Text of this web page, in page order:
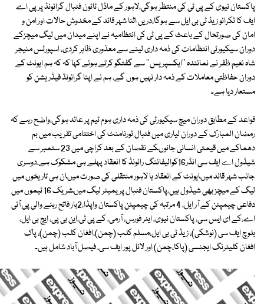
پاکستان نیوی کے پی ٹی کی منتظر ہوگی،لاہور کے ماڈل ٹائون فٹبال گرائونڈ پر پی اے
ایف کا ٹکرائو زیڈ ٹی بی ایل سے ہوگا،دریں اثنا شہر قائد کے مخدوش حالات اور امن و
امان کی صورتحال کے باعث کے پی ٹی کی انتظامیہ نے اپنے میدان میں لیگ میچزکے
دوران سیکیورٹی انتظامات کی ذمہ داری لینے سے معذوری ظاہر کردی، اسپورٹس منیجر
شاہ نعیم ظفر نے نمائندہ ''ایکسپریس'' سے گفتگو کرتے ہوئے کہا کہ کہ ہم ایونٹ کے
دوران حفاظتی معاملات کے ذمہ دار نہیں ہوں گے، ہم نے اپنا گرائونڈ فیڈریشن کو
مستعار دیا ہے۔
قواعد کے مطابق دوران میچ سیکیورٹی کی ذمہ داری ہوم ٹیم پر عائد ہوگی،واضح رہے کہ
رمضان المبارک کے دوران لیاری میں فٹبال ٹورنامنٹ کی اختتامی تقریب میں بم
دھماکے میں قیمتی انسانی جانوںکے نقصان کے بعد کراچی میں 23 ستمبر سے
شیڈول اے ایف سی انڈر16کوالیفائنگ رائونڈ کا انعقاد پہلے ہی مشکوک ہے،دوسری
جانب شہر قائد میںایونٹ کے انعقاد یا لاہور منتقلی کی صورت میںان ہی تاریخوں میں
لیگ کے میچز بھی شیڈول ہیں،پاکستان فٹبال پریمیئر لیگ میںشریک 16 ٹیموں میں
دفاعی چیمپئن کے آر ایل، 4 مرتبہ کی چیمپئن پاکستان واپڈا،2بار فاتح رہنے والی پی آئی
اے،کے ای ایس سی، پاکستان نیوی، ایئر فورس، آرمی، کے پی ٹی،این بی پی، ایچ بی ایل،
بلوچ ایف سی (نوشکی)، زیڈ ٹی بی ایل،مسلم کلب (چمن)،افغان کلب (چمن)، پاک
افغان کلیئرنگ ایجنسی (پاکا،چمن) اور لائل پور ایف سی، فیصل آباد شامل ہیں۔